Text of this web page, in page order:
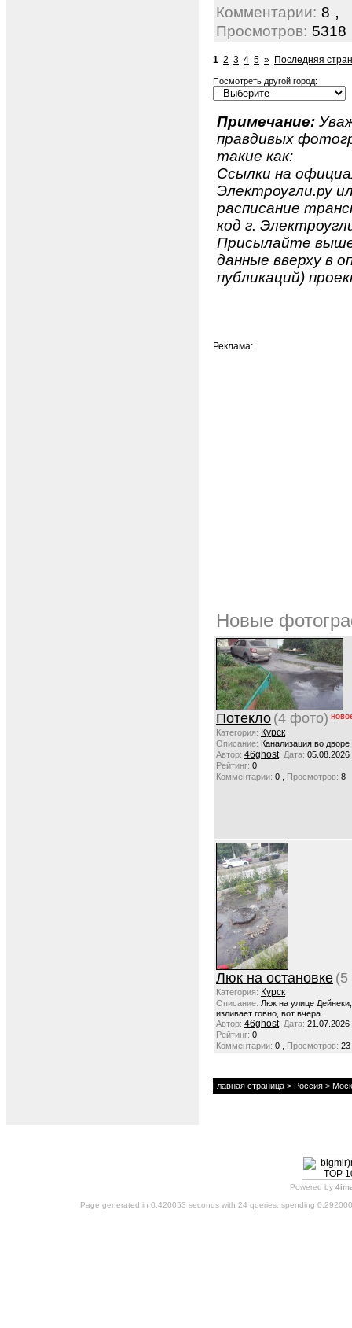
Комментарии: 8 ,
Просмотров: 5318
1 2 3 4 5 » Последняя
Посмотреть другой город:
Примечание:
правдивых
такие как:
Ссылки на
Электроугли.ру
расписание
код г.
Присылайте
данные вверху в
публикаций)
Реклама:
Новые
Потекло (4 фото)
Категория: Курск
Описание: Канализация во
Автор: 46ghost Дата: 05.08.2026
Рейтинг: 0
Комментарии: 0 , Просмотров: 8
Люк на остановке (5
Категория: Курск
Описание: Люк на улице
изливает говно, вот вчера.
Автор: 46ghost Дата: 21.07.2026
Рейтинг: 0
Комментарии: 0 , Просмотров: 23
Главная страница > Россия >
Powered by
Page generated in 0.420053 seconds with 24 queries, spending